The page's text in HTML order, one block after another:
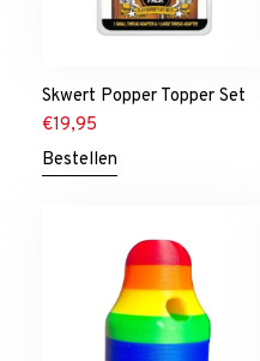
Skwert Popper Topper Set
€19,95
Bestellen